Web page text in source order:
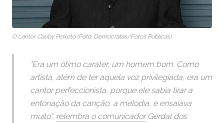
O cantor Cauby Peixoto (Foto: Democratas/Fotos Públicas)
"Era um ótimo caráter, um homem bom. Como
artista, além de ter aquela voz privilegiada, era um
cantor perfeccionista, porque ele sabia tirar a
entonação da canção, a melodia, e ensaiava
muito", relembra o comunicadorGerdal dos